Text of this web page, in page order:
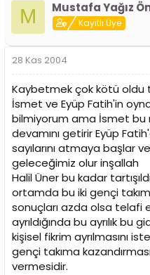
M Mustafa Yağız
Kayıtlı Üye
28 Kas 2004
Kaybetmek çok kötü oldu
İsmet ve Eyüp Fatih'in
bilmiyorum ama İsmet bu
devamını getirir Eyüp
sayılarını atmaya başlar
geleceğimiz olur inşallah
Halil Üner bu kadar
ortamda bu iki gençi
sonuçları azda olsa telafi
ayrıldığında bu ayrılık bu
kişisel fikrim ayrılmasını
gençi takıma
vermesidir.